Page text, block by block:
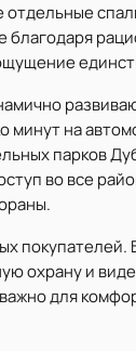
на
парков
во все
покупателей.
охрану и
для